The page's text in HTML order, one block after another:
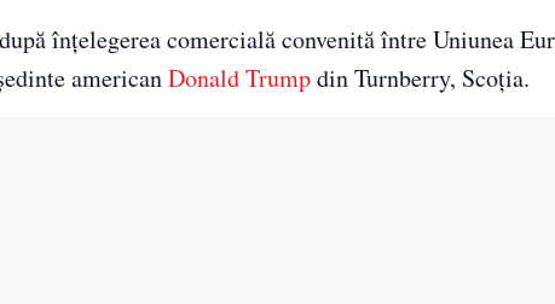
înțelegerea comercială convenită între Uniunea
americanDonald Trumpdin Turnberry, Scoția.